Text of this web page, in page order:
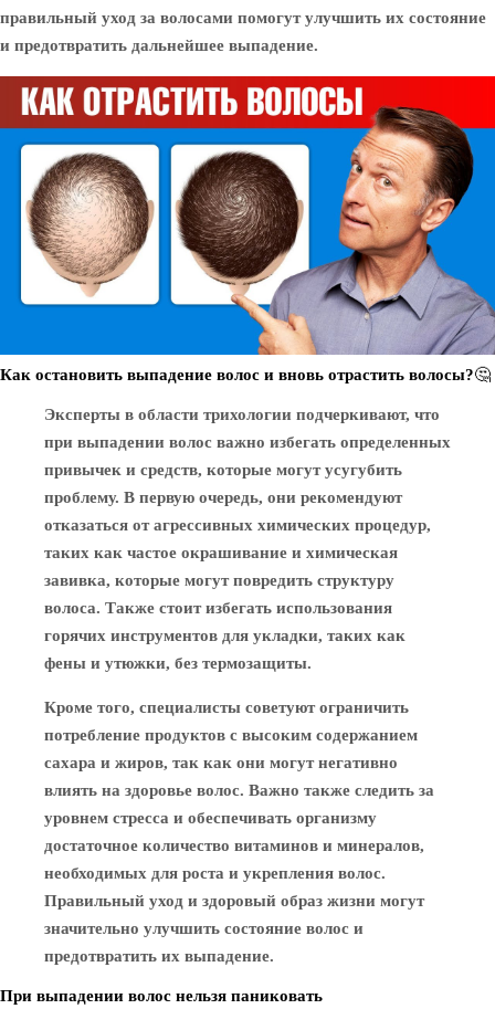
правильный уход за волосами помогут улучшить их состояние
и предотвратить дальнейшее выпадение.
Как остановить выпадение волос и вновь отрастить волосы?🤔
Эксперты в области трихологии подчеркивают, что
при выпадении волос важно избегать определенных
привычек и средств, которые могут усугубить
проблему. В первую очередь, они рекомендуют
отказаться от агрессивных химических процедур,
таких как частое окрашивание и химическая
завивка, которые могут повредить структуру
волоса. Также стоит избегать использования
горячих инструментов для укладки, таких как
фены и утюжки, без термозащиты.
Кроме того, специалисты советуют ограничить
потребление продуктов с высоким содержанием
сахара и жиров, так как они могут негативно
влиять на здоровье волос. Важно также следить за
уровнем стресса и обеспечивать организму
достаточное количество витаминов и минералов,
необходимых для роста и укрепления волос.
Правильный уход и здоровый образ жизни могут
значительно улучшить состояние волос и
предотвратить их выпадение.
При выпадении волос нельзя паниковать